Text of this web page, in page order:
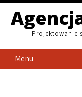
Skip
content
Projektowanie
Menu